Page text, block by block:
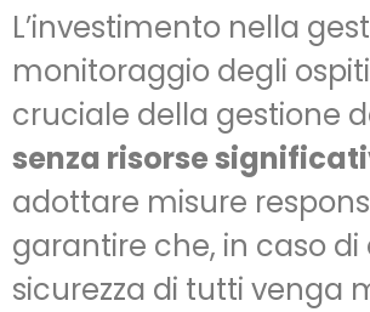
L’investimento nella
monitoraggio degli
cruciale della gestione
senza risorse
adottare misure
garantire che, in caso
sicurezza di tutti venga